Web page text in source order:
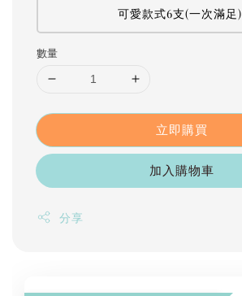
可愛款式6支(一次滿足)
數量
立即購買
加入購物車
分享